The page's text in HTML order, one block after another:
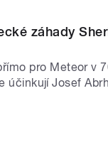
záhady
pro Meteor v
účinkují Josef